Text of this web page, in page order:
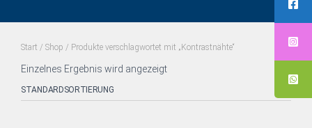
Start / Shop / Produkte verschlagwortet mit „Kontrastnähte“
Einzelnes Ergebnis wird angezeigt